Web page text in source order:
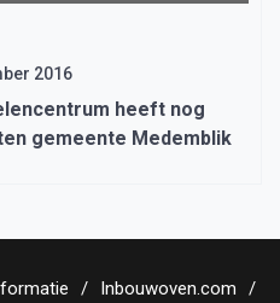
2016
heeft nog
gemeente Medemblik
Inbouwoven.com